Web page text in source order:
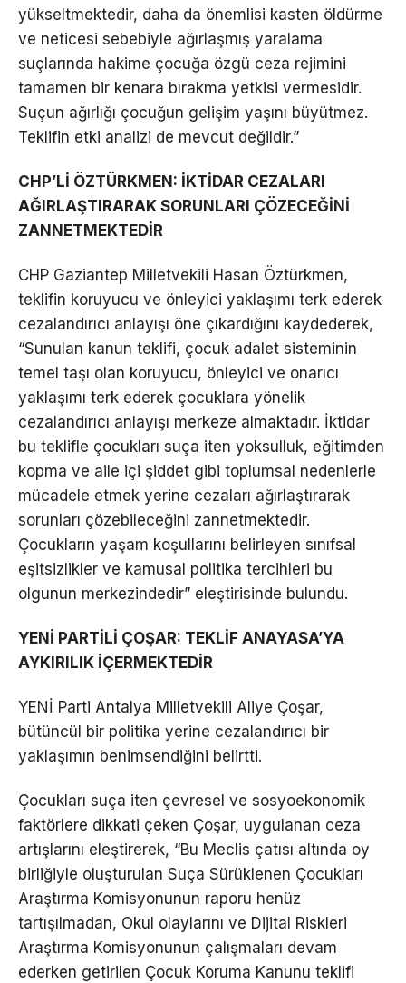
yükseltmektedir, daha da önemlisi kasten öldürme
ve neticesi sebebiyle ağırlaşmış yaralama
suçlarında hakime çocuğa özgü ceza rejimini
tamamen bir kenara bırakma yetkisi vermesidir.
Suçun ağırlığı çocuğun gelişim yaşını büyütmez.
Teklifin etki analizi de mevcut değildir.”
CHP’Lİ ÖZTÜRKMEN: İKTİDAR CEZALARI
AĞIRLAŞTIRARAK SORUNLARI ÇÖZECEĞİNİ
ZANNETMEKTEDİR
CHP Gaziantep Milletvekili Hasan Öztürkmen,
teklifin koruyucu ve önleyici yaklaşımı terk ederek
cezalandırıcı anlayışı öne çıkardığını kaydederek,
“Sunulan kanun teklifi, çocuk adalet sisteminin
temel taşı olan koruyucu, önleyici ve onarıcı
yaklaşımı terk ederek çocuklara yönelik
cezalandırıcı anlayışı merkeze almaktadır. İktidar
bu teklifle çocukları suça iten yoksulluk, eğitimden
kopma ve aile içi şiddet gibi toplumsal nedenlerle
mücadele etmek yerine cezaları ağırlaştırarak
sorunları çözebileceğini zannetmektedir.
Çocukların yaşam koşullarını belirleyen sınıfsal
eşitsizlikler ve kamusal politika tercihleri bu
olgunun merkezindedir” eleştirisinde bulundu.
YENİ PARTİLİ ÇOŞAR: TEKLİF ANAYASA’YA
AYKIRILIK İÇERMEKTEDİR
YENİ Parti Antalya Milletvekili Aliye Çoşar,
bütüncül bir politika yerine cezalandırıcı bir
yaklaşımın benimsendiğini belirtti.
Çocukları suça iten çevresel ve sosyoekonomik
faktörlere dikkati çeken Çoşar, uygulanan ceza
artışlarını eleştirerek, “Bu Meclis çatısı altında oy
birliğiyle oluşturulan Suça Sürüklenen Çocukları
Araştırma Komisyonunun raporu henüz
tartışılmadan, Okul olaylarını ve Dijital Riskleri
Araştırma Komisyonunun çalışmaları devam
ederken getirilen Çocuk Koruma Kanunu teklifi